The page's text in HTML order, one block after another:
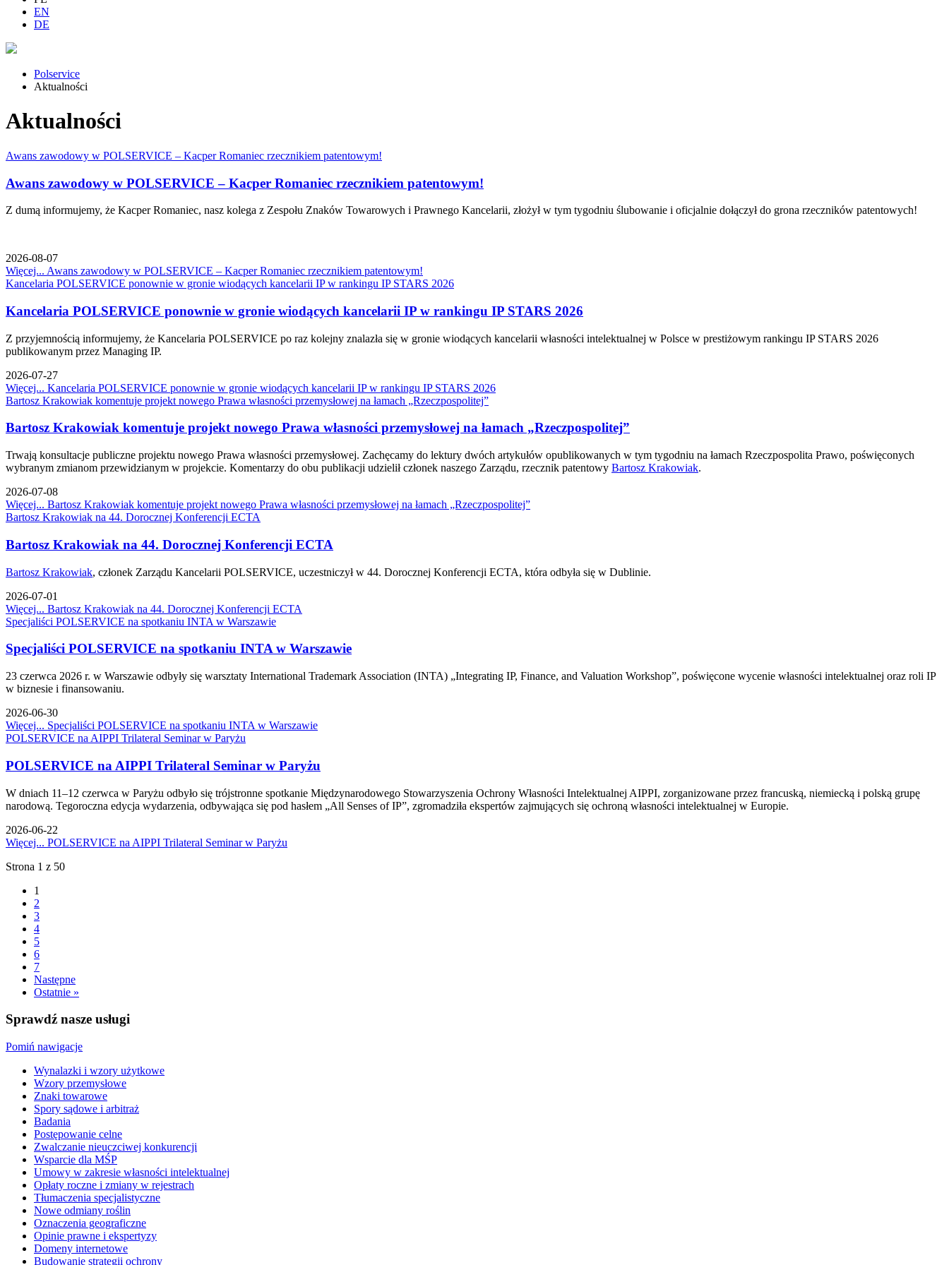
EN
DE
Polservice
Aktualności
Aktualności
Awans zawodowy w POLSERVICE – Kacper Romaniec rzecznikiem patentowym!
Awans zawodowy w POLSERVICE – Kacper Romaniec rzecznikiem patentowym!
Z dumą informujemy, że Kacper Romaniec, nasz kolega z Zespołu Znaków Towarowych i Prawnego Kancelarii, złożył w tym tygodniu ślubowanie i oficjalnie dołączył do grona rzeczników patentowych!
2026-08-07
Więcej... Awans zawodowy w POLSERVICE – Kacper Romaniec rzecznikiem patentowym!
Kancelaria POLSERVICE ponownie w gronie wiodących kancelarii IP w rankingu IP STARS 2026
Kancelaria POLSERVICE ponownie w gronie wiodących kancelarii IP w rankingu IP STARS 2026
Z przyjemnością informujemy, że Kancelaria POLSERVICE po raz kolejny znalazła się w gronie wiodących kancelarii własności intelektualnej w Polsce w prestiżowym rankingu IP STARS 2026
publikowanym przez Managing IP.
2026-07-27
Więcej... Kancelaria POLSERVICE ponownie w gronie wiodących kancelarii IP w rankingu IP STARS 2026
Bartosz Krakowiak komentuje projekt nowego Prawa własności przemysłowej na łamach „Rzeczpospolitej”
Bartosz Krakowiak komentuje projekt nowego Prawa własności przemysłowej na łamach „Rzeczpospolitej”
Trwają konsultacje publiczne projektu nowego Prawa własności przemysłowej. Zachęcamy do lektury dwóch artykułów opublikowanych w tym tygodniu na łamach Rzeczpospolita Prawo, poświęconych
wybranym zmianom przewidzianym w projekcie. Komentarzy do obu publikacji udzielił członek naszego Zarządu, rzecznik patentowy Bartosz Krakowiak.
2026-07-08
Więcej... Bartosz Krakowiak komentuje projekt nowego Prawa własności przemysłowej na łamach „Rzeczpospolitej”
Bartosz Krakowiak na 44. Dorocznej Konferencji ECTA
Bartosz Krakowiak na 44. Dorocznej Konferencji ECTA
Bartosz Krakowiak, członek Zarządu Kancelarii POLSERVICE, uczestniczył w 44. Dorocznej Konferencji ECTA, która odbyła się w Dublinie.
2026-07-01
Więcej... Bartosz Krakowiak na 44. Dorocznej Konferencji ECTA
Specjaliści POLSERVICE na spotkaniu INTA w Warszawie
Specjaliści POLSERVICE na spotkaniu INTA w Warszawie
23 czerwca 2026 r. w Warszawie odbyły się warsztaty International Trademark Association (INTA) „Integrating IP, Finance, and Valuation Workshop”, poświęcone wycenie własności intelektualnej oraz roli IP
w biznesie i finansowaniu.
2026-06-30
Więcej... Specjaliści POLSERVICE na spotkaniu INTA w Warszawie
POLSERVICE na AIPPI Trilateral Seminar w Paryżu
POLSERVICE na AIPPI Trilateral Seminar w Paryżu
W dniach 11–12 czerwca w Paryżu odbyło się trójstronne spotkanie Międzynarodowego Stowarzyszenia Ochrony Własności Intelektualnej AIPPI, zorganizowane przez francuską, niemiecką i polską grupę
narodową. Tegoroczna edycja wydarzenia, odbywająca się pod hasłem „All Senses of IP”, zgromadziła ekspertów zajmujących się ochroną własności intelektualnej w Europie.
2026-06-22
Więcej... POLSERVICE na AIPPI Trilateral Seminar w Paryżu
Strona 1 z 50
1
2
3
4
5
6
7
Następne
Ostatnie »
Sprawdź nasze usługi
Pomiń nawigacje
Wynalazki i wzory użytkowe
Wzory przemysłowe
Znaki towarowe
Spory sądowe i arbitraż
Badania
Postępowanie celne
Zwalczanie nieuczciwej konkurencji
Wsparcie dla MŚP
Umowy w zakresie własności intelektualnej
Opłaty roczne i zmiany w rejestrach
Tłumaczenia specjalistyczne
Nowe odmiany roślin
Oznaczenia geograficzne
Opinie prawne i ekspertyzy
Domeny internetowe
Budowanie strategii ochrony